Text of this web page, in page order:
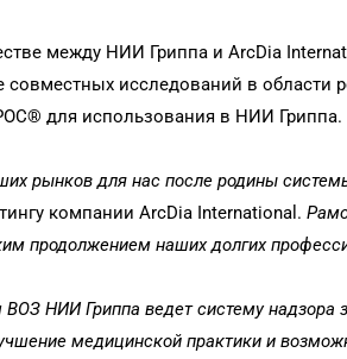
между НИИ Гриппа и ArcDia
совместных исследований в области
для использования в НИИ Гриппа.
рынков для нас после родины
компании ArcDia International.
продолжением наших долгих
НИИ Гриппа ведет систему
медицинской практики и